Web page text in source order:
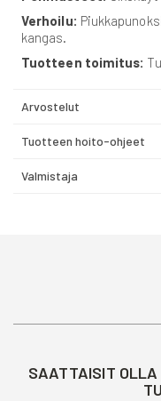
Verhoilu:
kangas.
Tuotteen toimitus:
Arvostelut
Tuotteen hoito-ohjeet
Valmistaja
SAATTAISIT OLLA